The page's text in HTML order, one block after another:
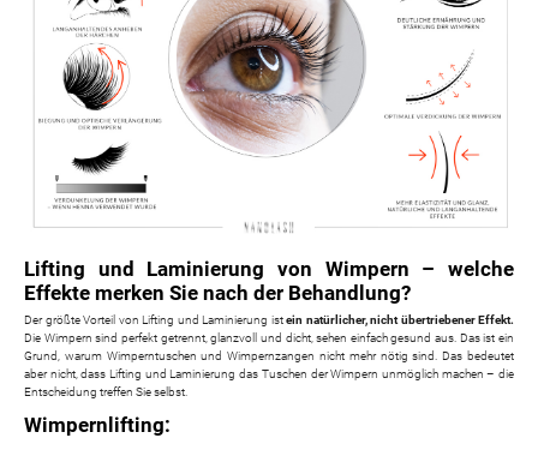
Lifting und Laminierung von Wimpern – welche
Effekte merken Sie nach der Behandlung?
Der größte Vorteil von Lifting und Laminierung istein natürlicher, nicht übertriebener Effekt.
Die Wimpern sind perfekt getrennt, glanzvoll und dicht, sehen einfach gesund aus. Das ist ein
Grund, warum Wimperntuschen und Wimpernzangen nicht mehr nötig sind. Das bedeutet
aber nicht, dass Lifting und Laminierung das Tuschen der Wimpern unmöglich machen – die
Entscheidung treffen Sie selbst.
Wimpernlifting: